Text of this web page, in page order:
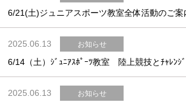
6/21(土)ジュニアスポーツ教室全体活動のご案
2025.06.13 お知らせ
2025.06.13 お知らせ